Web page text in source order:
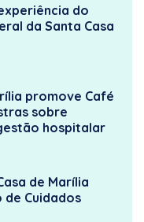
do
da Santa Casa
promove Café
sobre
hospitalar
de Marília
de Cuidados